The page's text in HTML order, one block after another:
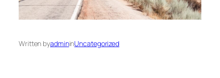
Written byadmininUncategorized